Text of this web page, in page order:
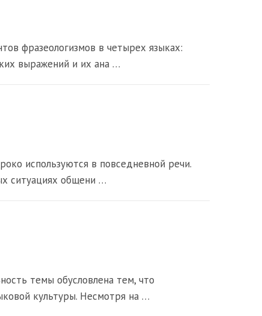
фразеологизмов в четырех языках:
выражений и их ана …
используются в повседневной речи.
ситуациях общени …
темы обусловлена тем, что
культуры. Несмотря на …